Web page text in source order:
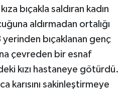
bıçakla saldıran kadın
aldırmadan ortalığı
bıçaklanan genç
çevreden bir esnaf
kızı hastaneye götürdü.
karısını sakinleştirmeye